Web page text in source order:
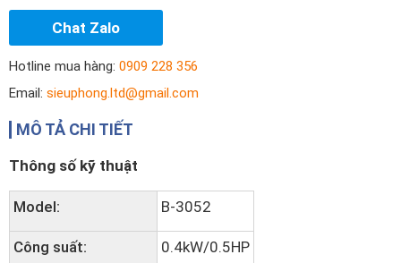
Chat Zalo
Hotline mua hàng: 0909 228 356
Email: sieuphong.ltd@gmail.com
MÔ TẢ CHI TIẾT
Thông số kỹ thuật
Model: B-3052
Công suất: 0.4kW/0.5HP